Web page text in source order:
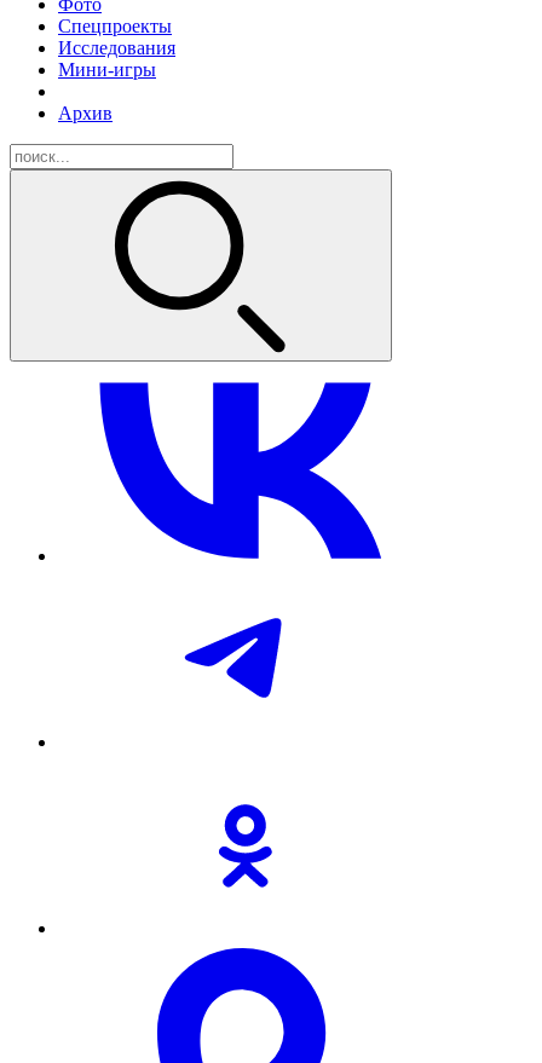
Фото
Спецпроекты
Исследования
Мини-игры
Архив